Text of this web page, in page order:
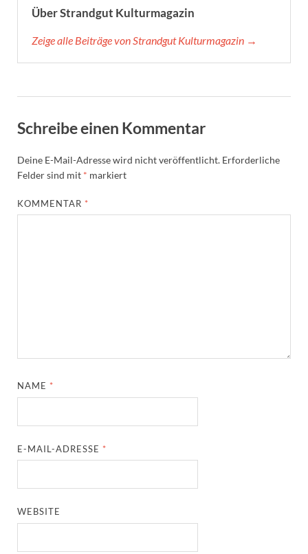
Über Strandgut Kulturmagazin
Zeige alle Beiträge von Strandgut Kulturmagazin →
Schreibe einen Kommentar
Deine E-Mail-Adresse wird nicht veröffentlicht. Erforderliche
Felder sind mit * markiert
KOMMENTAR *
NAME *
E-MAIL-ADRESSE *
WEBSITE